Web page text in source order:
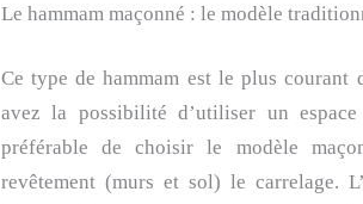
Le hammam maçonné : le modèle
Ce type de hammam est le plus courant
avez la possibilité d’utiliser un
préférable de choisir le modèle
revêtement (murs et sol) le carrelage.